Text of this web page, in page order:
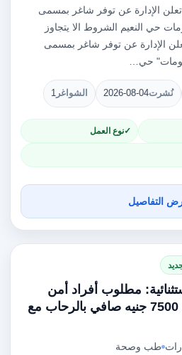
تعلن الإدارة عن توفر شاغر بمسمى
حي النعيم الشروط الا يتجاوز
...تعلن الإدارة عن توفر شاغر بمسمى
حي…
نُشرت2026-08-04 الشواغر 1
نوع العمل
التفاصيل
مطلوب أفراد أمن
(رجال) بمرتب 7500 جنيه صافي بالرحاب مع
طب وصحة